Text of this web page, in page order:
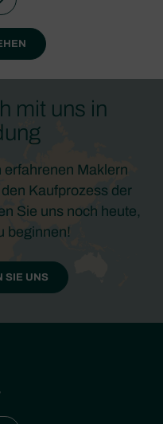
mit uns in
erfahrenen Maklern
Kaufprozess der
Sie uns noch heute,
beginnen!
SIE UNS